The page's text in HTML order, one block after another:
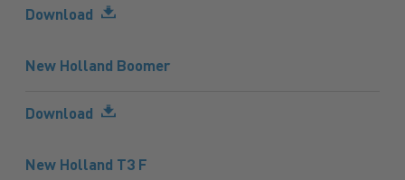
Download
New Holland Boomer
Download
New Holland T3 F